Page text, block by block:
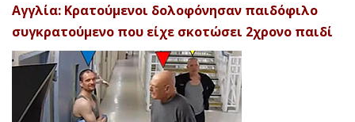
Αγγλία: Κρατούμενοι δολοφόνησαν παιδόφιλο
συγκρατούμενο που είχε σκοτώσει 2χρονο παιδί